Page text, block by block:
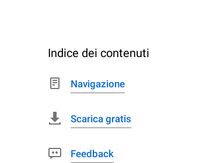
Indice dei contenuti
Navigazione
Scarica gratis
Feedback